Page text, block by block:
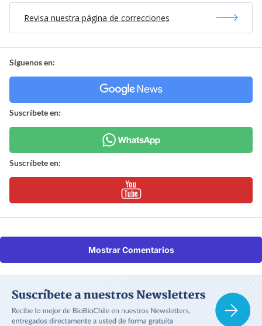
Revisa nuestra página de correcciones
Síguenos en:
Suscríbete en:
Suscríbete en:
Mostrar Comentarios